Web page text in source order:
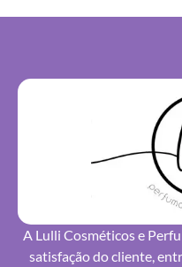
A Lulli Cosméticos e
satisfação do cliente,